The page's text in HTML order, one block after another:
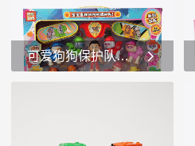
以上的儿童。1.主题和设
计： -该玩具套装以可爱的
兔子为主题，整体设计风格
充满了粉色和可爱的元素，
可爱狗狗保护队玩具儿童角色扮演玩具旺旺队
和角色： -这款玩具套装以